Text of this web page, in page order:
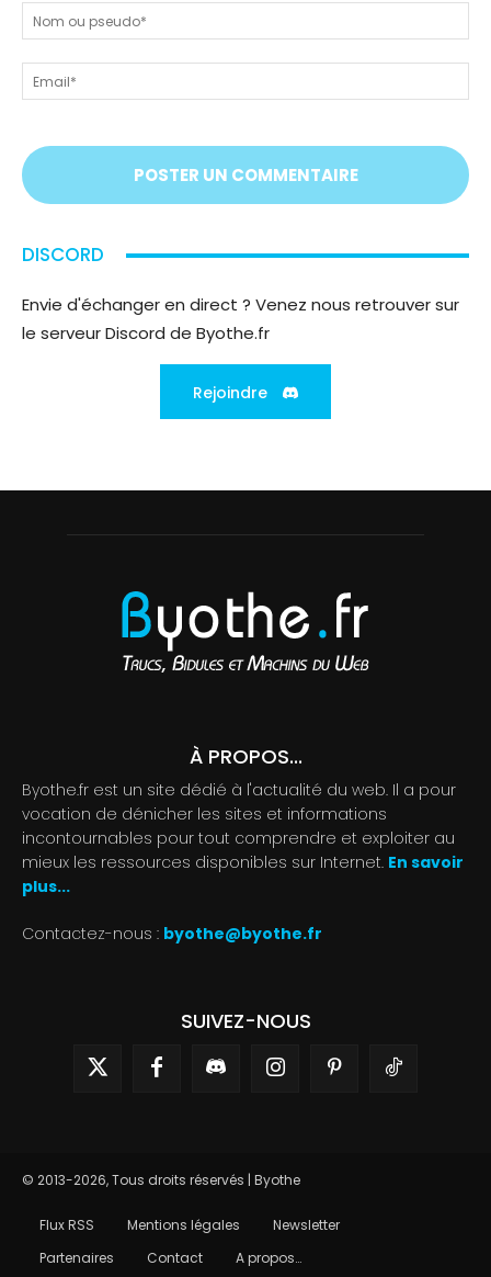
nous
tout
!
On
vous
;)
ou
DISCORD
Envie d'échanger en direct ? Venez nous retrouver sur
le serveur Discord de Byothe.fr
Rejoindre
À PROPOS...
Byothe.fr est un site dédié à l'actualité du web. Il a pour
vocation de dénicher les sites et informations
incontournables pour tout comprendre et exploiter au
mieux les ressources disponibles sur Internet. En savoir
plus...
Contactez-nous : byothe@byothe.fr
SUIVEZ-NOUS
© 2013-2026, Tous droits réservés | Byothe
Flux RSS Mentions légales
Newsletter
Partenaires
Contact A propos…